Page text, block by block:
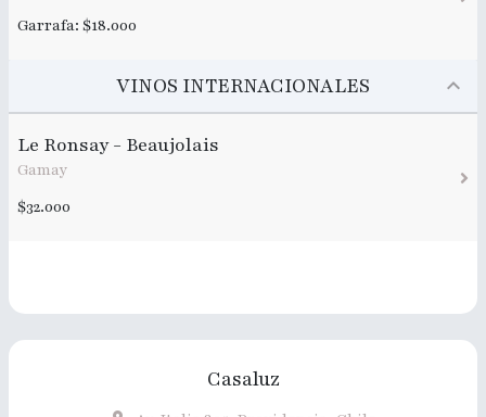
Garrafa: $18.000
VINOS INTERNACIONALES
Le Ronsay - Beaujolais
Gamay
$32.000
Casaluz